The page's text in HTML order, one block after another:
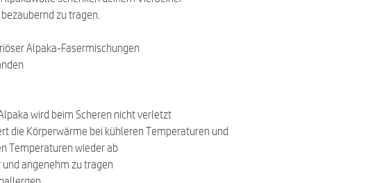
zu tragen.
Alpaka-Fasermischungen
wird beim Scheren nicht verletzt
die Körperwärme bei kühleren Temperaturen und
Temperaturen wieder ab
angenehm zu tragen